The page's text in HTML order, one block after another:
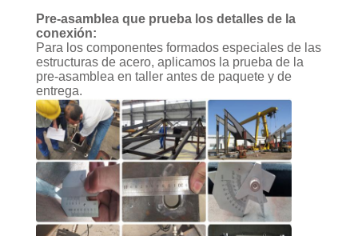
FÁBRICA
CONTROL
CALIDAD
CONTACTA
CON
NOSOTROS
Pre-asamblea que prueba los detalles de la
conexión:
Para los componentes formados especiales de las
estructuras de acero, aplicamos la prueba de la
pre-asamblea en taller antes de paquete y de
entrega.